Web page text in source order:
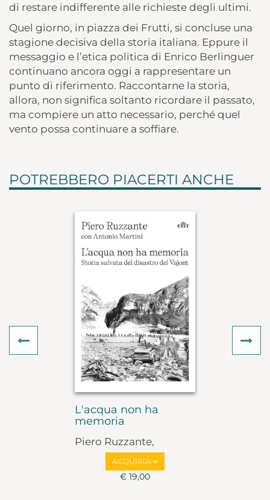
di restare indifferente alle richieste degli ultimi.
Quel giorno, in piazza dei Frutti, si concluse una
stagione decisiva della storia italiana. Eppure il
messaggio e l’etica politica di Enrico Berlinguer
continuano ancora oggi a rappresentare un
punto di riferimento. Raccontarne la storia,
allora, non significa soltanto ricordare il passato,
ma compiere un atto necessario, perché quel
vento possa continuare a soffiare.
POTREBBERO PIACERTI ANCHE
L'acqua non ha
memoria
Piero Ruzzante,
Antonio Martini
ACQUISTA
€ 19,00
Previous